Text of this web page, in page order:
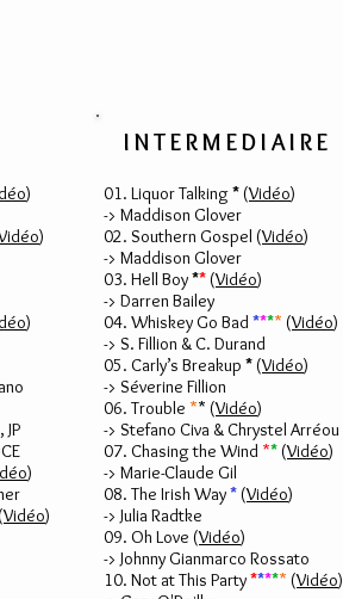
)
)
)
JP
)
(Vidéo)
INTERMEDIAIRE
01. Liquor Talking* (Vidéo)
-> Maddison Glover
02. Southern Gospel (Vidéo)
-> Maddison Glover
03. Hell Boy** (Vidéo)
-> Darren Bailey
04. Whiskey Go Bad **** (Vidéo)
-> S. Fillion & C. Durand
05. Carly’s Breakup * (Vidéo)
-> Séverine Fillion
06. Trouble ** (Vidéo)
-> Stefano Civa & Chrystel Arréou
07. Chasing the Wind ** (Vidéo)
-> Marie-Claude Gil
08. The Irish Way* (Vidéo)
-> Julia Radtke
09. Oh Love (Vidéo)
-> Johnny Gianmarco Rossato
10. Not at This Party***** (Vidéo)